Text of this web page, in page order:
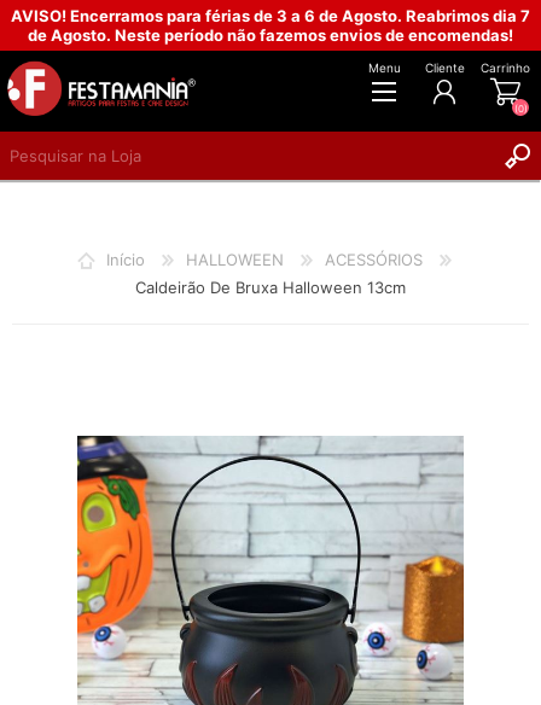
AVISO! Encerramos para férias de 3 a 6 de Agosto. Reabrimos dia 7
de Agosto. Neste período não fazemos envios de encomendas!
Menu Cliente Carrinho
(0)
Início HALLOWEEN
ACESSÓRIOS
Caldeirão De Bruxa Halloween 13cm